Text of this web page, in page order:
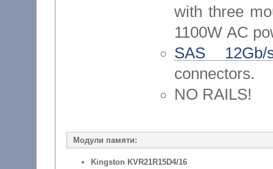
with three
1100W AC
SAS 12Gb/
connectors.
NO RAILS!
Модули памяти:
Kingston KVR21R15D4/16